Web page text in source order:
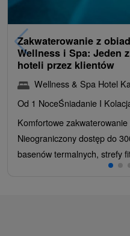
Zakwaterowanie z
Wellness i Spa: Jeden
hoteli przez klientów
Wellness & Spa Hotel
Od 1 NoceŚniadanie I
Komfortowe
Nieograniczony dostęp do
basenów termalnych, strefy